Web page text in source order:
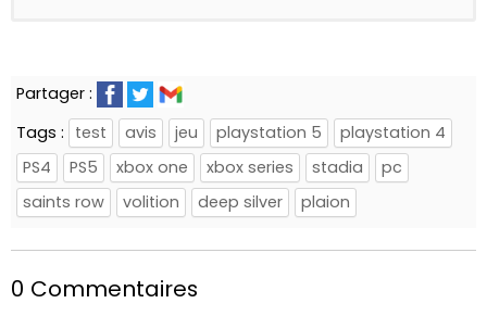
Partager :
Tags : test avis jeu playstation 5
playstation 4
PS4
PS5 xbox one xbox series stadia
pc
saints row
volition deep silver plaion
0 Commentaires